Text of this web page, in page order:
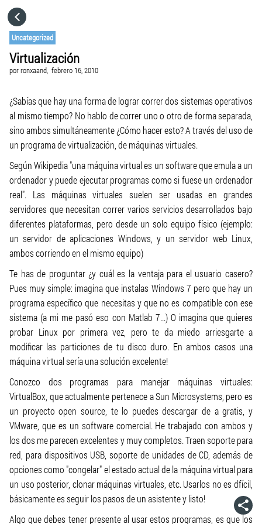
Uncategorized
Virtualización
porronxaand, febrero 16, 2010
¿Sabías que hay una forma de lograr correr dos sistemas operativos
al mismo tiempo? No hablo de correr uno o otro de forma separada,
sino ambos simultáneamente ¿Cómo hacer esto? A través del uso de
un programa de virtualización, de máquinas virtuales.
Según Wikipedia "una máquina virtual es un software que emula a un
ordenador y puede ejecutar programas como si fuese un ordenador
real". Las máquinas virtuales suelen ser usadas en grandes
servidores que necesitan correr varios servicios desarrollados bajo
diferentes plataformas, pero desde un solo equipo físico (ejemplo:
un servidor de aplicaciones Windows, y un servidor web Linux,
ambos corriendo en el mismo equipo)
Te has de proguntar ¿y cuál es la ventaja para el usuario casero?
Pues muy simple: imagina que instalas Windows 7 pero que hay un
programa específico que necesitas y que no es compatible con ese
sistema (a mi me pasó eso con Matlab 7...) O imagina que quieres
probar Linux por primera vez, pero te da miedo arriesgarte a
modificar las particiones de tu disco duro. En ambos casos una
máquina virtual sería una solución excelente!
Conozco dos programas para manejar máquinas virtuales:
VirtualBox, que actualmente pertenece a Sun Microsystems, pero es
un proyecto open source, te lo puedes descargar de a gratis, y
VMware, que es un software comercial. He trabajado con ambos y
los dos me parecen excelentes y muy completos. Traen soporte para
red, para dispositivos USB, soporte de unidades de CD, además de
opciones como "congelar" el estado actual de la máquina virtual para
un uso posterior, clonar máquinas virtuales, etc. Usarlos no es dfícil,
básicamente es seguir los pasos de un asistente y listo!
Algo que debes tener presente al usar estos programas, es que los
IR A
VISITA EL SITIO WEB